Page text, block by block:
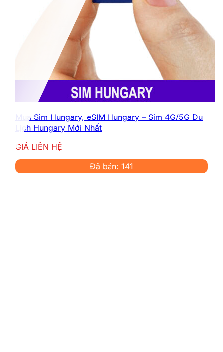
Mua Sim Hungary, eSIM Hungary – Sim 4G/5G Du
Lịch Hungary Mới Nhất
GIÁ LIÊN HỆ
Đã bán: 141